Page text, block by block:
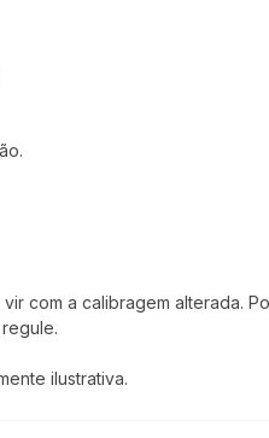
com a calibragem alterada.
ilustrativa.